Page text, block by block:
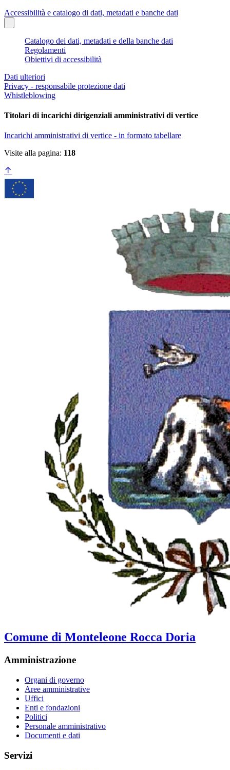
Accessibilità e catalogo di dati, metadati e banche dati
Catalogo dei dati, metadati e della banche dati
Regolamenti
Obiettivi di accessibilità
Dati ulteriori
Privacy - responsabile protezione dati
Whistleblowing
Titolari di incarichi dirigenziali amministrativi di vertice
Incarichi amministrativi di vertice - in formato tabellare
Visite alla pagina: 118
Comune di Monteleone Rocca Doria
Amministrazione
Organi di governo
Aree amministrative
Uffici
Enti e fondazioni
Politici
Personale amministrativo
Documenti e dati
Servizi